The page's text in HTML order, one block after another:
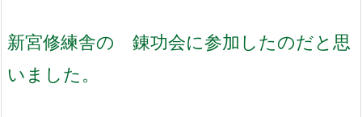
新宮修練舎の 錬功会に参加したのだと思
いました。